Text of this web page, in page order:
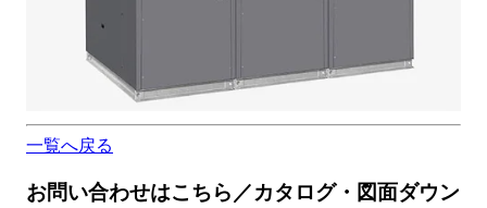
一覧へ戻る
お問い合わせはこちら／カタログ・図面ダウン